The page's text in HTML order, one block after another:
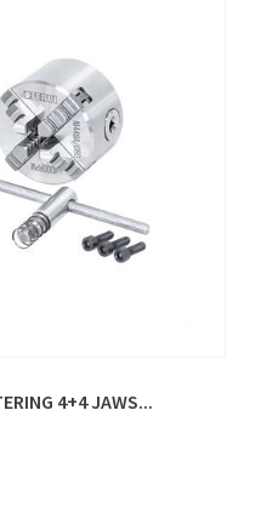
4+4 JAWS...